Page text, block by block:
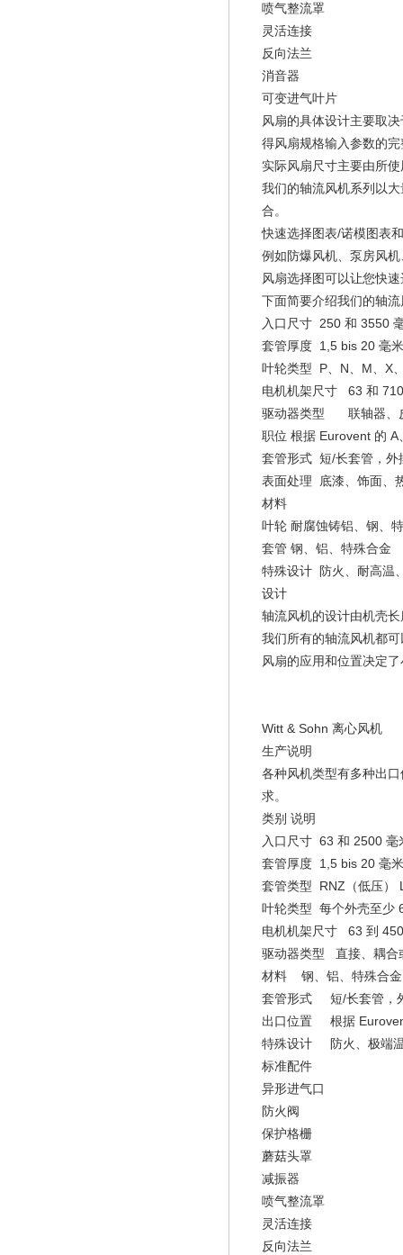
喷气整流罩
灵活连接
反向法兰
消音器
可变进气叶片
风扇的具体设计主要取
得风扇规格输入参数的
实际风扇尺寸主要由所
我们的轴流风机系列以
合。
快速选择图表/诺模图表
例如防爆风机、泵房风
风扇选择图可以让您快
下面简要介绍我们的轴
入口尺寸 250 和 3550
套管厚度 1,5 bis 20 毫米
叶轮类型
P、N、M、X
电机机架尺寸
63 和
驱动器类型
联轴器、
职位 根据 Eurovent 的 A
套管形式 短/长套管，外
表面处理
底漆、饰面、
材料
叶轮 耐腐蚀铸铝、钢、
套管 钢、铝、特殊合金
特殊设计 防火、耐高温
设计
轴流风机的设计由机壳
我们所有的轴流风机都
风扇的应用和位置决定
Witt & Sohn 离心风机
生产说明
各种风机类型有多种出
求。
类别 说明
入口尺寸 63 和 2500 毫
套管厚度 1,5 bis 20 毫米
套管类型
RNZ（低压）
叶轮类型 每个外壳至少
电机机架尺寸
63 到 450
驱动器类型 直接、耦合
材料
钢、铝、特殊合金
套管形式
短/长套管，
出口位置
根据
特殊设计
防火、极端
标准配件
异形进气口
防火阀
保护格栅
蘑菇头罩
减振器
喷气整流罩
灵活连接
反向法兰